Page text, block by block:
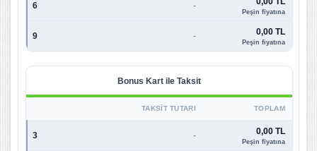
6 -
Peşin fiyatına
9 - 0,00 TL
Peşin fiyatına
Bonus Kart ile Taksit
TAKSIT TUTARI TOPLAM
3 - 0,00 TL
Peşin fiyatına